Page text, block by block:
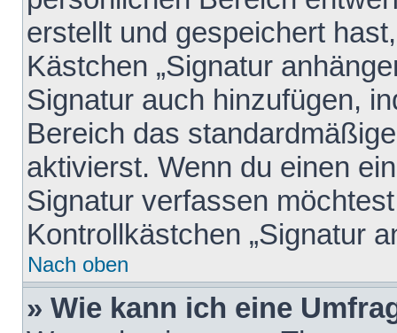
erstellt und gespeichert
Kästchen „Signatur
Signatur auch hinzufügen,
Bereich das
aktivierst. Wenn du einen
Signatur verfassen
Kontrollkästchen „Signatur
Nach oben
» Wie kann ich eine